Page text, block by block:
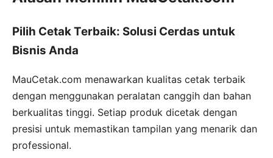
Pilih Cetak Terbaik: Solusi Cerdas untuk
Bisnis Anda
MauCetak.com menawarkan kualitas cetak terbaik
dengan menggunakan peralatan canggih dan bahan
berkualitas tinggi. Setiap produk dicetak dengan
presisi untuk memastikan tampilan yang menarik dan
professional.